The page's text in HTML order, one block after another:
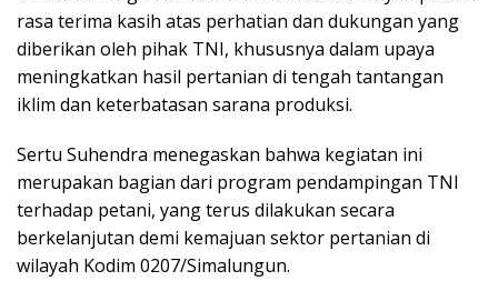
rasa terima kasih atas perhatian dan dukungan yang
diberikan oleh pihak TNI, khususnya dalam upaya
meningkatkan hasil pertanian di tengah tantangan
iklim dan keterbatasan sarana produksi.
Sertu Suhendra menegaskan bahwa kegiatan ini
merupakan bagian dari program pendampingan TNI
terhadap petani, yang terus dilakukan secara
berkelanjutan demi kemajuan sektor pertanian di
wilayah Kodim 0207/Simalungun.